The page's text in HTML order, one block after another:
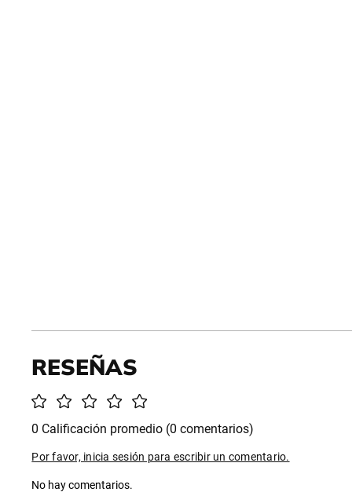
0 Calificación promedio (0 comentarios)
Por favor, inicia sesión para escribir un comentario.
No hay comentarios.